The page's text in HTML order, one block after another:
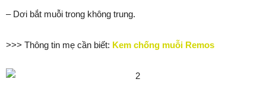
– Dơi bắt muỗi trong không trung.
>>> Thông tin mẹ cần biết: Kem chống muỗi Remos